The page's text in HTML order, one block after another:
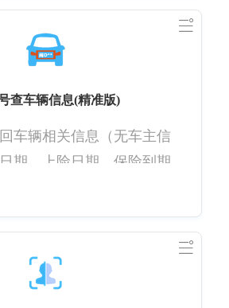
查车辆信息(精准版)
车辆相关信息（无车主信
期、上险日期、保险到期时
这些数据会返回，其他数据
,详细参数请查看返回接口文
险或过户后第二年缴纳交强险
。接口数据每月更新